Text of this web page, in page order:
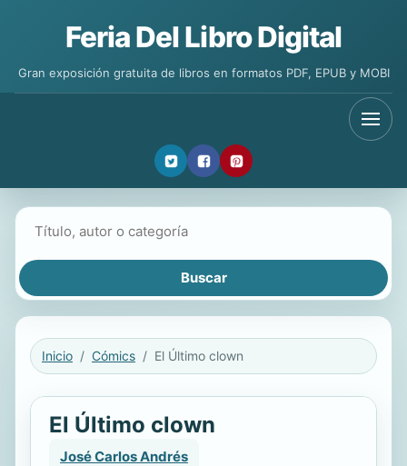
Feria Del Libro Digital
Gran exposición gratuita de libros en formatos PDF, EPUB y MOBI
Inicio Cómics El Último clown
El Último clown
José Carlos Andrés